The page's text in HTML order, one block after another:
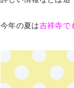
今年の夏は吉祥寺で